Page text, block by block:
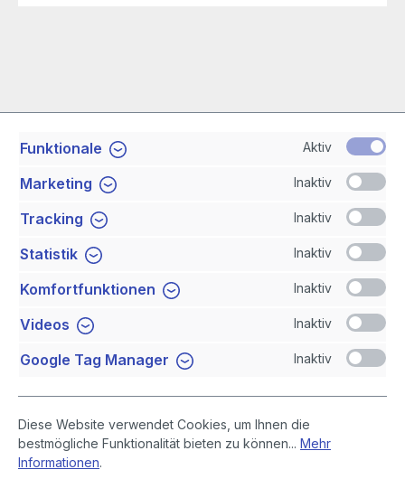
Service-Hotline
Shop Service
Newsletter
Funktionale Aktiv
Marketing Inaktiv
Tracking Inaktiv
Statistik Inaktiv
Komfortfunktionen Inaktiv
Videos Inaktiv
Google Tag Manager Inaktiv
Diese Website verwendet Cookies, um Ihnen die
bestmögliche Funktionalität bieten zu können... Mehr
Informationen.